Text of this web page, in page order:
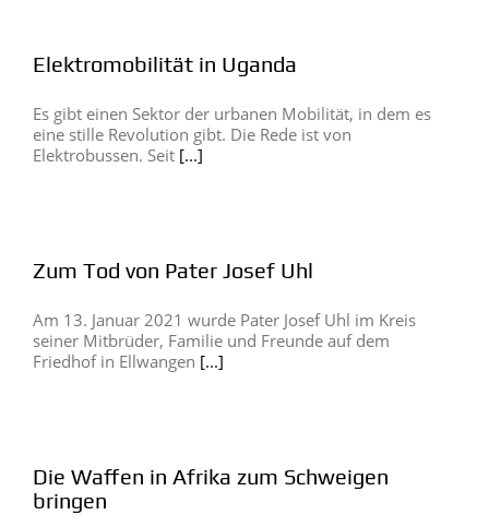
Elektromobilität in Uganda
Es gibt einen Sektor der urbanen Mobilität, in dem es
eine stille Revolution gibt. Die Rede ist von
Elektrobussen. Seit [...]
Zum Tod von Pater Josef Uhl
Am 13. Januar 2021 wurde Pater Josef Uhl im Kreis
seiner Mitbrüder, Familie und Freunde auf dem
Friedhof in Ellwangen [...]
Die Waffen in Afrika zum Schweigen
bringen